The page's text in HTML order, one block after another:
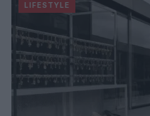
LIFESTYLE